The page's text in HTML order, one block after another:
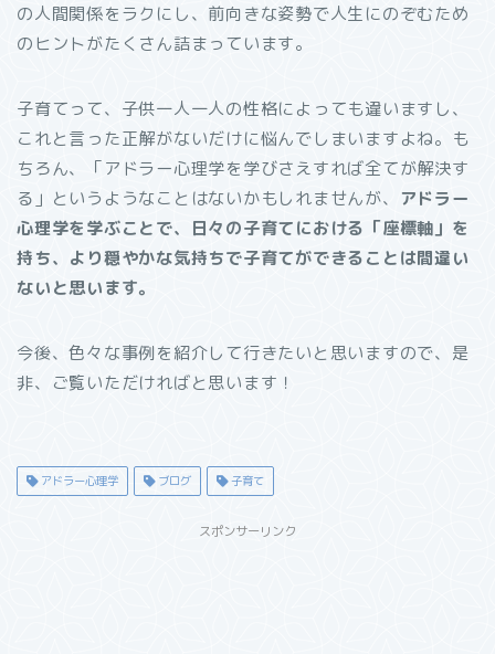
の人間関係をラクにし、前向きな姿勢で人生にのぞむため
のヒントがたくさん詰まっています。
子育てって、子供一人一人の性格によっても違いますし、
これと言った正解がないだけに悩んでしまいますよね。も
ちろん、「アドラー心理学を学びさえすれば全てが解決す
る」というようなことはないかもしれませんが、
アドラー
心理学を学ぶことで、日々の子育てにおける「座標軸」を
持ち、より穏やかな気持ちで子育てができることは間違い
ないと思います。
今後、色々な事例を紹介して行きたいと思いますので、是
非、ご覧いただければと思います！
アドラー心理学 ブログ 子育て
スポンサーリンク